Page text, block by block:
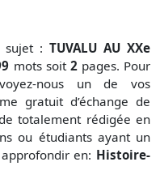
sujet : TUVALU AU XXe
mots soit 2pages. Pour
nous un de vos
gratuit d’échange de
totalement rédigée en
ou étudiants ayant un
en: Histoire-